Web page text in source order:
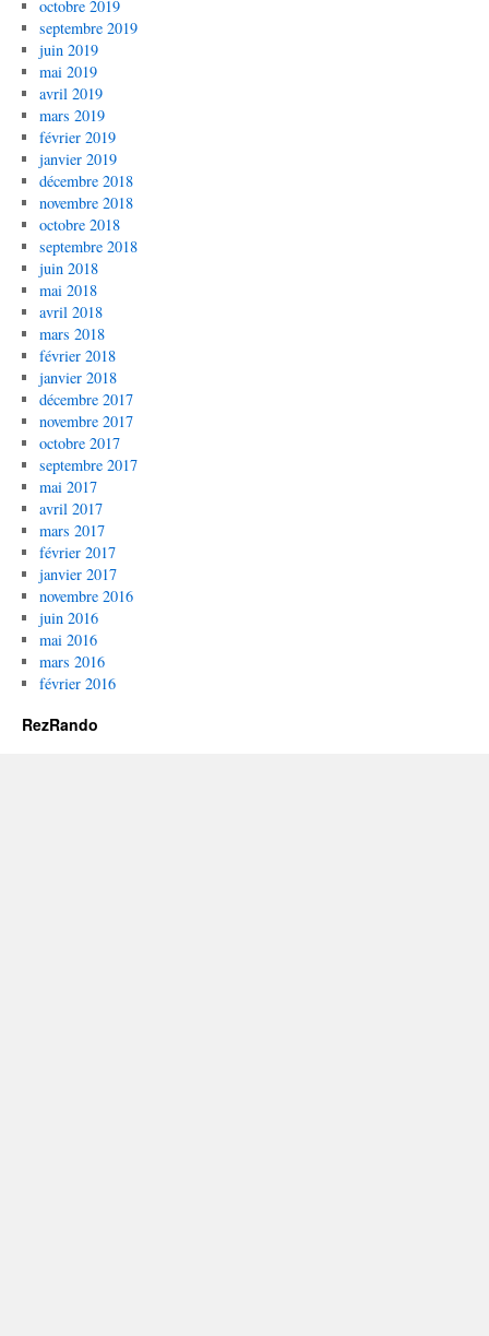
octobre 2019
septembre 2019
juin 2019
mai 2019
avril 2019
mars 2019
février 2019
janvier 2019
décembre 2018
novembre 2018
octobre 2018
septembre 2018
juin 2018
mai 2018
avril 2018
mars 2018
février 2018
janvier 2018
décembre 2017
novembre 2017
octobre 2017
septembre 2017
mai 2017
avril 2017
mars 2017
février 2017
janvier 2017
novembre 2016
juin 2016
mai 2016
mars 2016
février 2016
RezRando